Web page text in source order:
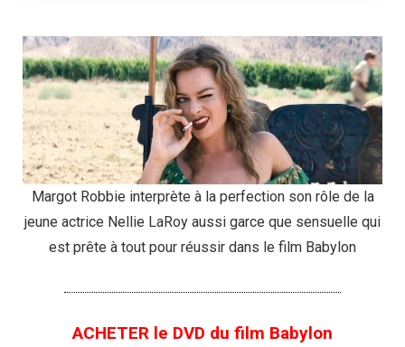
Margot Robbie interprète à la perfection son rôle de la
jeune actrice Nellie LaRoy aussi garce que sensuelle qui
est prête à tout pour réussir dans le film Babylon
ACHETER le DVD du film Babylon